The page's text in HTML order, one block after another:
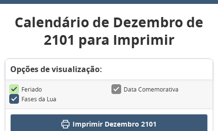
Calendário de Dezembro de
2101 para Imprimir
Opções de visualização:
Feriado
Data Comemorativa
Fases da Lua
Imprimir Dezembro 2101